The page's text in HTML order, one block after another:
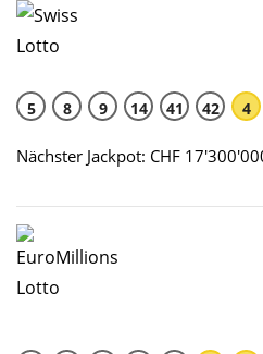
5 8 9 14 41 42 4
Nächster Jackpot: CHF